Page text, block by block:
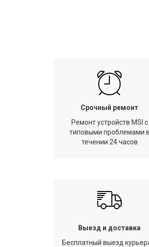
Срочный ремонт
Ремонт устройств MSI с
типовыми проблемами в
течении 24 часов
Выезд и доставка
Бесплатный выезд